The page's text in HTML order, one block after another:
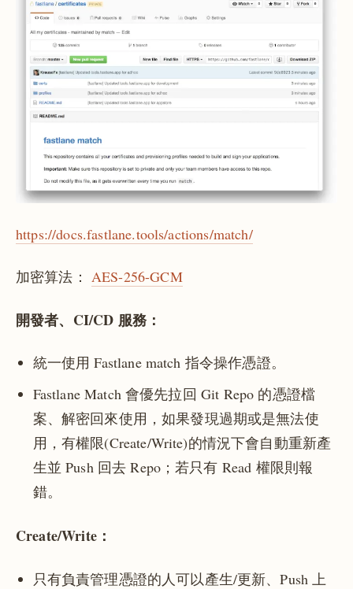
https://docs.fastlane.tools/actions/match/
加密算法： AES-256-GCM
開發者、CI/CD 服務：
統一使用 Fastlane match 指令操作憑證。
Fastlane Match 會優先拉回 Git Repo 的憑證檔
案、解密回來使用，如果發現過期或是無法使
用，有權限(Create/Write)的情況下會自動重新產
生並 Push 回去 Repo；若只有 Read 權限則報
錯。
Create/Write：
只有負責管理憑證的人可以產生/更新、Push 上